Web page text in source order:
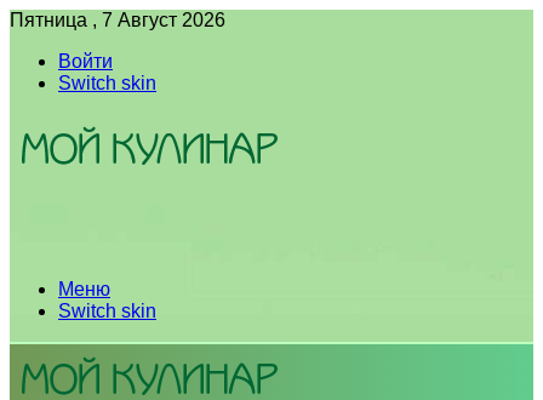
Пятница , 7 Август 2026
Войти
Switch skin
Меню
Switch skin